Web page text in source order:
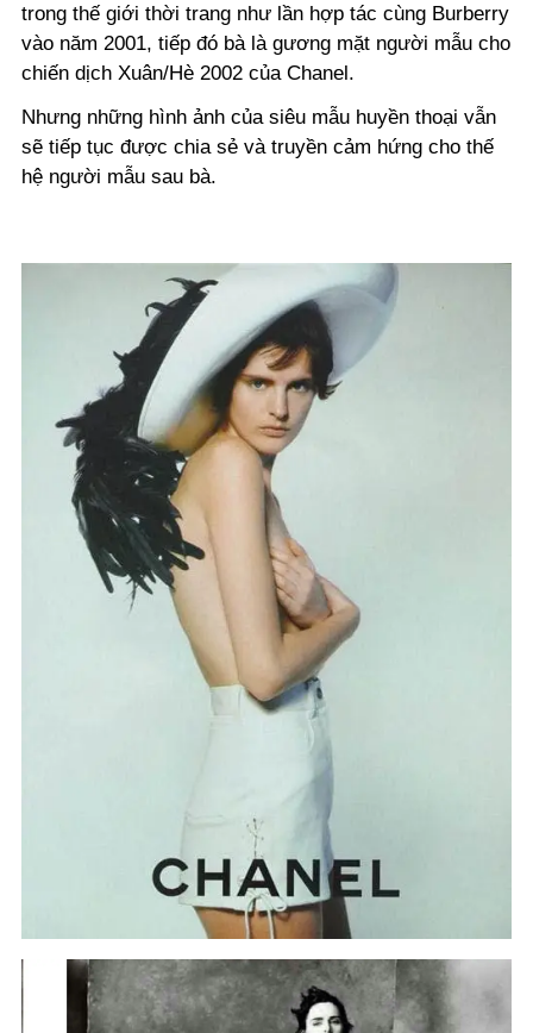
trong thế giới thời trang như lần hợp tác cùng Burberry
vào năm 2001, tiếp đó bà là gương mặt người mẫu cho
chiến dịch Xuân/Hè 2002 của Chanel.
Nhưng những hình ảnh của siêu mẫu huyền thoại vẫn
sẽ tiếp tục được chia sẻ và truyền cảm hứng cho thế
hệ người mẫu sau bà.